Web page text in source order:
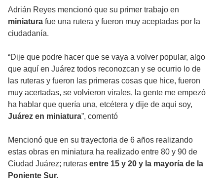
Adrián Reyes mencionó que su primer trabajo en
miniatura fue una rutera y fueron muy aceptadas por la
ciudadanía.
“Dije que podre hacer que se vaya a volver popular, algo
que aquí en Juárez todos reconozcan y se ocurrio lo de
las ruteras y fueron las primeras cosas que hice, fueron
muy acertadas, se volvieron virales, la gente me empezó
ha hablar que quería una, etcétera y dije de aqui soy,
Juárez en miniatura”, comentó
Mencionó que en su trayectoria de 6 años realizando
estas obras en miniatura ha realizado entre 80 y 90 de
Ciudad Juárez; ruteras entre 15 y 20 y la mayoría de la
Poniente Sur.